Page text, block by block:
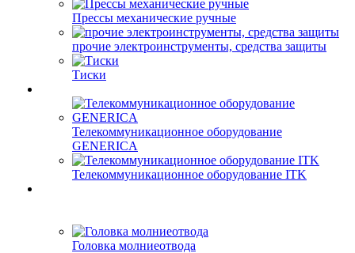
Прессы механические ручные
прочие электроинструменты, средства защиты
Тиски
Телекоммуникационное оборудование
GENERICA
Телекоммуникационное оборудование ITK
Головка молниеотвода